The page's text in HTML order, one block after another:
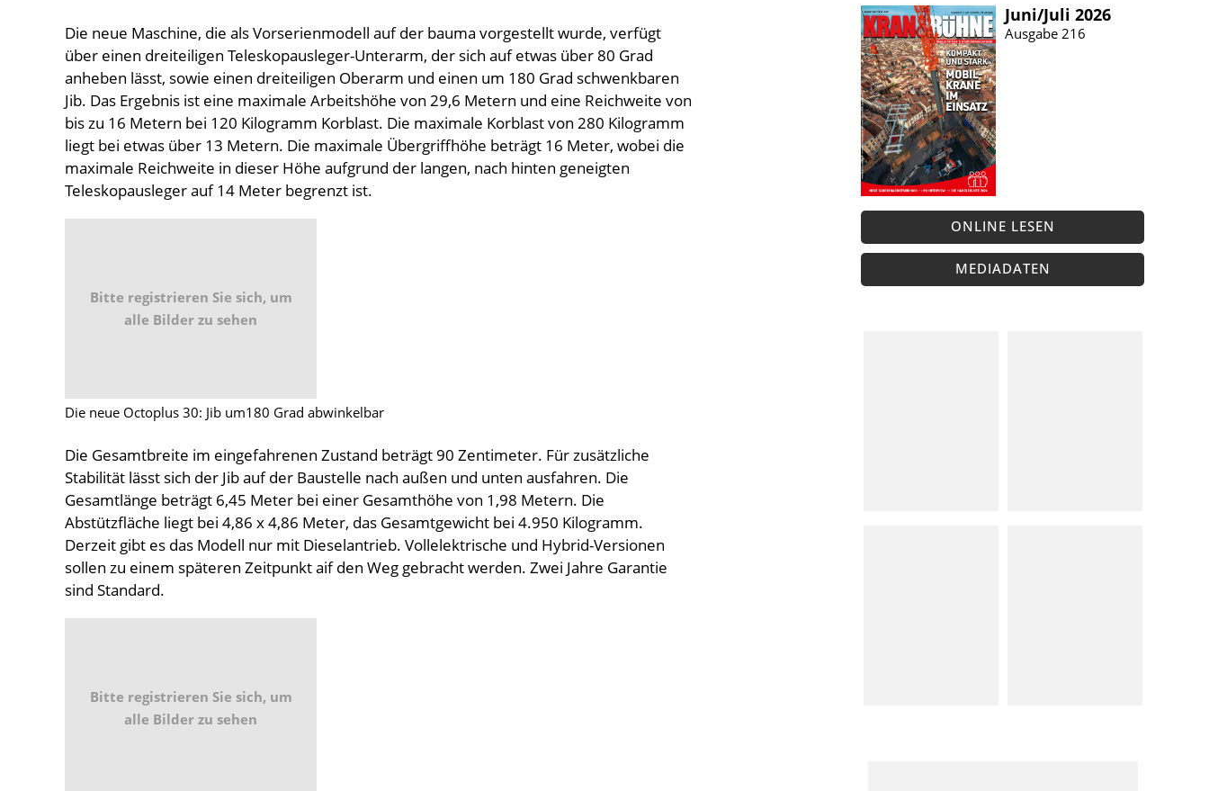
Die neue Maschine, die als Vorserienmodell auf der bauma vorgestellt wurde, verfügt
über einen dreiteiligen Teleskopausleger-Unterarm, der sich auf etwas über 80 Grad
anheben lässt, sowie einen dreiteiligen Oberarm und einen um 180 Grad schwenkbaren
Jib. Das Ergebnis ist eine maximale Arbeitshöhe von 29,6 Metern und eine Reichweite von
bis zu 16 Metern bei 120 Kilogramm Korblast. Die maximale Korblast von 280 Kilogramm
liegt bei etwas über 13 Metern. Die maximale Übergriffhöhe beträgt 16 Meter, wobei die
maximale Reichweite in dieser Höhe aufgrund der langen, nach hinten geneigten
Teleskopausleger auf 14 Meter begrenzt ist.
Bitte registrieren Sie sich, um
alle Bilder zu sehen
Die neue Octoplus 30: Jib um180 Grad abwinkelbar
Die Gesamtbreite im eingefahrenen Zustand beträgt 90 Zentimeter. Für zusätzliche
Stabilität lässt sich der Jib auf der Baustelle nach außen und unten ausfahren. Die
Gesamtlänge beträgt 6,45 Meter bei einer Gesamthöhe von 1,98 Metern. Die
Abstützfläche liegt bei 4,86 ​​x 4,86 ​​Meter, das Gesamtgewicht bei 4.950 Kilogramm.
Derzeit gibt es das Modell nur mit Dieselantrieb. Vollelektrische und Hybrid-Versionen
sollen zu einem späteren Zeitpunkt aif den Weg gebracht werden. Zwei Jahre Garantie
sind Standard.
Bitte registrieren Sie sich, um
alle Bilder zu sehen
Juni/​Juli 2026
Ausgabe 216
ONLINE LESEN
MEDIADATEN